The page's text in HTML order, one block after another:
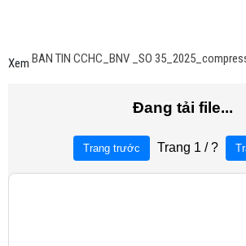
Xem BAN TIN CCHC_BNV _SO